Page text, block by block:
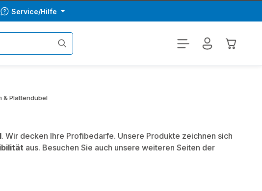
Service/Hilfe
& Plattendübel
. Wir decken Ihre Profibedarfe. Unsere Produkte zeichnen sich
aus. Besuchen Sie auch unsere weiteren Seiten der